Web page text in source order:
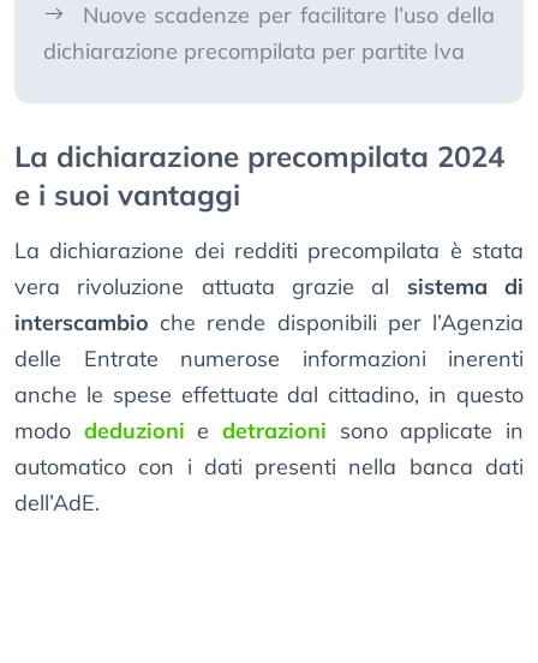
Nuove scadenze per facilitare l’uso della
dichiarazione precompilata per partite Iva
La dichiarazione precompilata 2024
e i suoi vantaggi
La dichiarazione dei redditi precompilata è stata
vera rivoluzione attuata grazie al sistema di
interscambio che rende disponibili per l’Agenzia
delle Entrate numerose informazioni inerenti
anche le spese effettuate dal cittadino, in questo
modo deduzioni edetrazioni sono applicate in
automatico con i dati presenti nella banca dati
dell’AdE.